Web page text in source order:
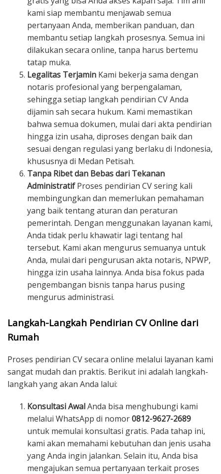
kami siap membantu menjawab semua
pertanyaan Anda, memberikan panduan, dan
membantu setiap langkah prosesnya. Semua ini
dilakukan secara online, tanpa harus bertemu
tatap muka.
Legalitas Terjamin Kami bekerja sama dengan
notaris profesional yang berpengalaman,
sehingga setiap langkah pendirian CV Anda
dijamin sah secara hukum. Kami memastikan
bahwa semua dokumen, mulai dari akta pendirian
hingga izin usaha, diproses dengan baik dan
sesuai dengan regulasi yang berlaku di Indonesia,
khususnya di Medan Petisah.
Tanpa Ribet dan Bebas dari Tekanan
AdministratifProses pendirian CV sering kali
membingungkan dan memerlukan pemahaman
yang baik tentang aturan dan peraturan
pemerintah. Dengan menggunakan layanan kami,
Anda tidak perlu khawatir lagi tentang hal
tersebut. Kami akan mengurus semuanya untuk
Anda, mulai dari pengurusan akta notaris, NPWP,
hingga izin usaha lainnya. Anda bisa fokus pada
pengembangan bisnis tanpa harus pusing
mengurus administrasi.
Langkah-Langkah Pendirian CV Online dari
Rumah
Proses pendirian CV secara online melalui layanan kami
sangat mudah dan praktis. Berikut ini adalah langkah-
langkah yang akan Anda lalui:
Konsultasi AwalAnda bisa menghubungi kami
melalui WhatsApp di nomor0812-9627-2689
untuk memulai konsultasi gratis. Pada tahap ini,
kami akan memahami kebutuhan dan jenis usaha
yang Anda ingin jalankan. Selain itu, Anda bisa
mengajukan semua pertanyaan terkait proses